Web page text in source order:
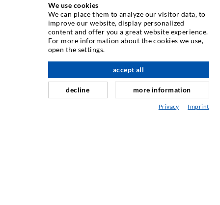
TECHNIQUE D'INJECTION
Injection de fissures
Etanchéification horizontale
Injection de voile/maçonnerie
Assainissement de joint
Génie minier & Construction des tunnels
à l'étage
We use cookies
We can place them to analyze our visitor data, to
improve our website, display personalized
content and offer you a great website experience.
For more information about the cookies we use,
open the settings.
decline
accept all
more information
Privacy Imprint